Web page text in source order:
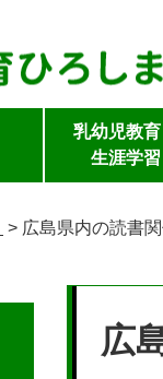
乳幼児教育
生涯学習
> 広島県内の読書
広